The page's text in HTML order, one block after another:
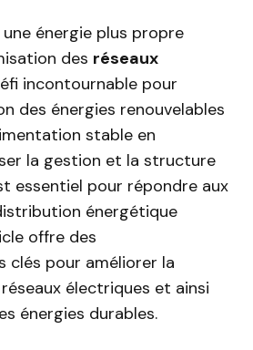
énergie plus propre
des réseaux
incontournable pour
des énergies renouvelables
stable en
la gestion et la structure
essentiel pour répondre aux
énergétique
offre des
clés pour améliorer la
électriques et ainsi
énergies durables.